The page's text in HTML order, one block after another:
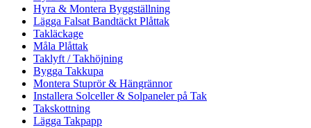
Hyra & Montera Byggställning
Lägga Falsat Bandtäckt Plåttak
Takläckage
Måla Plåttak
Taklyft / Takhöjning
Bygga Takkupa
Montera Stuprör & Hängrännor
Installera Solceller & Solpaneler på Tak
Takskottning
Lägga Takpapp